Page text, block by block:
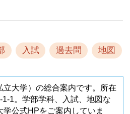
入試 過去問 地図
立大学）の総合案内です。所在
1。学部学科、入試、地図な
公式HPをご案内していま